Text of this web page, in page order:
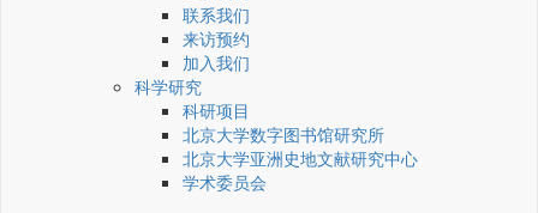
联系我们
来访预约
加入我们
科学研究
科研项目
北京大学数字图书馆研究所
北京大学亚洲史地文献研究中心
学术委员会